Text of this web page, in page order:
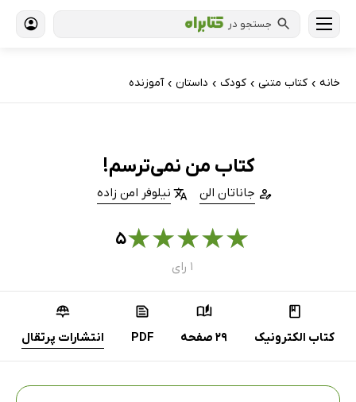
جستجو در
خانه › کتاب‌ متنی › کودک › داستان › آموزنده
کتاب من نمی‌ترسم!
جاناتان الن نیلوفر امن زاده
★
★
★
★
★۵
۱ رای
کتاب الکترونیک 29 صفحه PDF انتشارات پرتقال